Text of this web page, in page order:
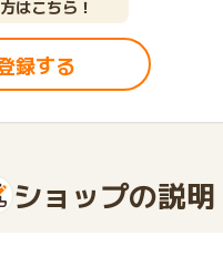
はこちら！
録する
ショップの説明